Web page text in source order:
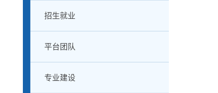
招生就业
平台团队
专业建设